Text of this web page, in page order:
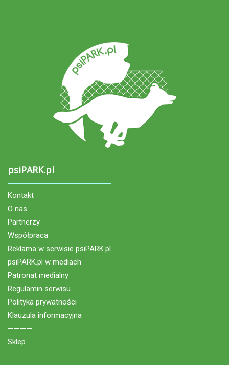
psiPARK.pl
Kontakt
O nas
Partnerzy
Współpraca
Reklama w serwisie psiPARK.pl
psiPARK.pl w mediach
Patronat medialny
Regulamin serwisu
Polityka prywatności
Klauzula informacyjna
————
Sklep